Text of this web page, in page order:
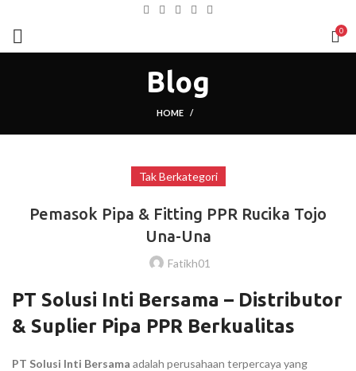
0
Blog
HOME
Tak Berkategori
Pemasok Pipa & Fitting PPR Rucika Tojo
Una-Una
Fatikh01
PT Solusi Inti Bersama – Distributor
& Suplier Pipa PPR Berkualitas
PT Solusi Inti Bersama adalah perusahaan terpercaya yang